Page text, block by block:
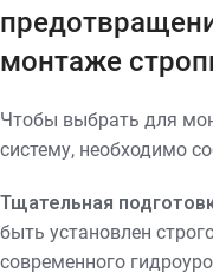
монтаже
Чтобы выбрать для
систему, необходимо
Тщательная
быть установлен
современного